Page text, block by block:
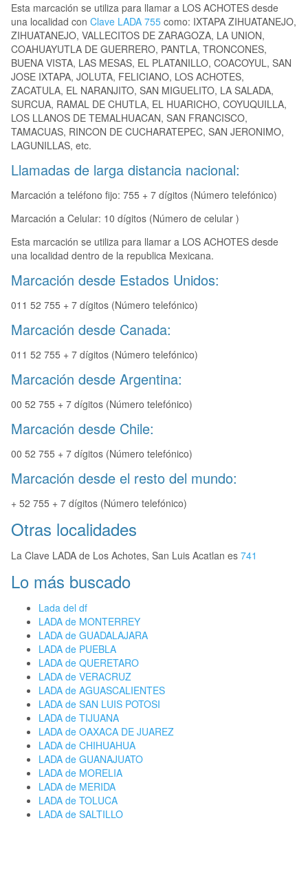
Esta marcación se utiliza para llamar a LOS ACHOTES desde
una localidad con Clave LADA 755 como: IXTAPA ZIHUATANEJO,
ZIHUATANEJO, VALLECITOS DE ZARAGOZA, LA UNION,
COAHUAYUTLA DE GUERRERO, PANTLA, TRONCONES,
BUENA VISTA, LAS MESAS, EL PLATANILLO, COACOYUL, SAN
JOSE IXTAPA, JOLUTA, FELICIANO, LOS ACHOTES,
ZACATULA, EL NARANJITO, SAN MIGUELITO, LA SALADA,
SURCUA, RAMAL DE CHUTLA, EL HUARICHO, COYUQUILLA,
LOS LLANOS DE TEMALHUACAN, SAN FRANCISCO,
TAMACUAS, RINCON DE CUCHARATEPEC, SAN JERONIMO,
LAGUNILLAS, etc.
Llamadas de larga distancia nacional:
Marcación a teléfono fijo: 755 + 7 dígitos (Número telefónico)
Marcación a Celular: 10 dígitos (Número de celular )
Esta marcación se utiliza para llamar a LOS ACHOTES desde
una localidad dentro de la republica Mexicana.
Marcación desde Estados Unidos:
011 52 755 + 7 dígitos (Número telefónico)
Marcación desde Canada:
011 52 755 + 7 dígitos (Número telefónico)
Marcación desde Argentina:
00 52 755 + 7 dígitos (Número telefónico)
Marcación desde Chile:
00 52 755 + 7 dígitos (Número telefónico)
Marcación desde el resto del mundo:
+ 52 755 + 7 dígitos (Número telefónico)
Otras localidades
La Clave LADA de Los Achotes, San Luis Acatlan es 741
Lo más buscado
Lada del df
LADA de MONTERREY
LADA de GUADALAJARA
LADA de PUEBLA
LADA de QUERETARO
LADA de VERACRUZ
LADA de AGUASCALIENTES
LADA de SAN LUIS POTOSI
LADA de TIJUANA
LADA de OAXACA DE JUAREZ
LADA de CHIHUAHUA
LADA de GUANAJUATO
LADA de MORELIA
LADA de MERIDA
LADA de TOLUCA
LADA de SALTILLO